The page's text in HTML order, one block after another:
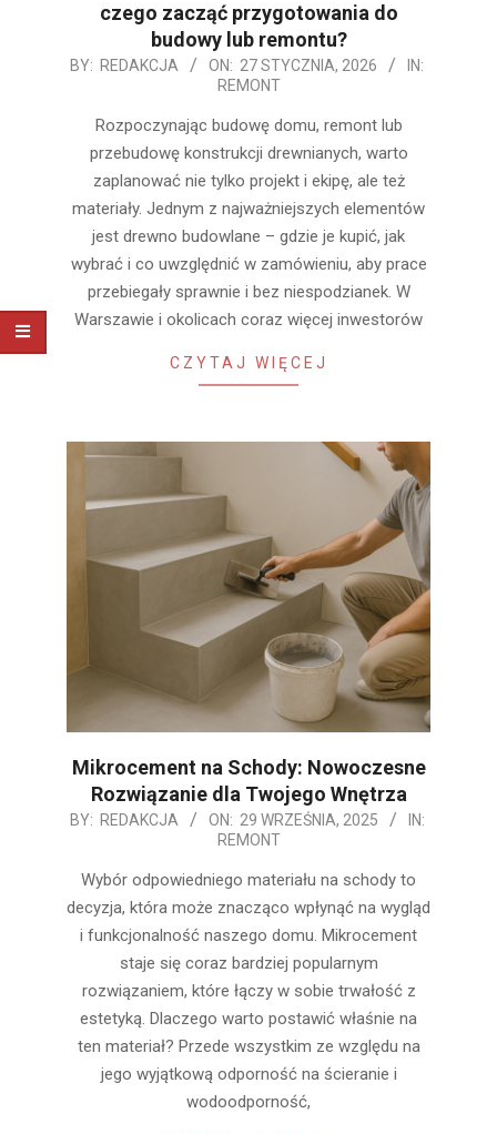
czego zacząć przygotowania do
budowy lub remontu?
2026-
BY: REDAKCJA ON: 27 STYCZNIA, 2026
IN:
REMONT
Rozpoczynając budowę domu, remont lub
przebudowę konstrukcji drewnianych, warto
zaplanować nie tylko projekt i ekipę, ale też
materiały. Jednym z najważniejszych elementów
jest drewno budowlane – gdzie je kupić, jak
wybrać i co uwzględnić w zamówieniu, aby prace
przebiegały sprawnie i bez niespodzianek. W
Warszawie i okolicach coraz więcej inwestorów
CZYTAJ WIĘCEJ
Mikrocement na Schody: Nowoczesne
Rozwiązanie dla Twojego Wnętrza
2025-
29
BY: REDAKCJA ON: 29 WRZEŚNIA, 2025
IN:
REMONT
Wybór odpowiedniego materiału na schody to
decyzja, która może znacząco wpłynąć na wygląd
i funkcjonalność naszego domu. Mikrocement
staje się coraz bardziej popularnym
rozwiązaniem, które łączy w sobie trwałość z
estetyką. Dlaczego warto postawić właśnie na
ten materiał? Przede wszystkim ze względu na
jego wyjątkową odporność na ścieranie i
wodoodporność,